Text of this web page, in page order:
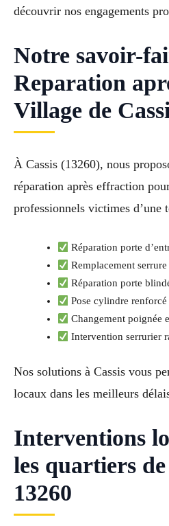
découvrir nos engagements
Notre savoir-
Reparation
Village de
À Cassis (13260), nous
réparation après effraction
professionnels victimes d’une
Réparation porte
Remplacement serrure
Réparation porte
Pose cylindre renforcé
Changement poignée
Intervention serrurier
Nos solutions à Cassis vous
locaux dans les meilleurs
Interventions
les quartiers de
13260